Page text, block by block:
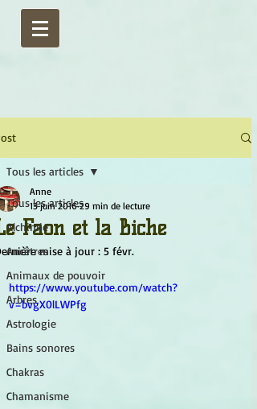
Tous les articles
Alchimie
Ancêtres
Animaux de pouvoir
Arbres
Astrologie
Bains sonores
Chakras
Chamanisme
Tous les articles
Faon et la Biche
Anne
13 juin 2016 29 min de lecture
mise à jour : 5 févr.
https://www.youtube.com/watch?
v=bvgX0lLWPfg